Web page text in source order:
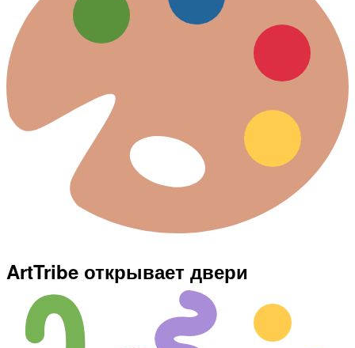
ArtTribe открывает двери